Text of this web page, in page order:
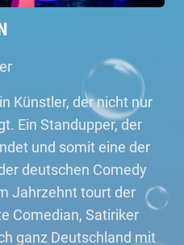
Künstler, der nicht nur
Ein Standupper, der
und somit eine der
deutschen Comedy
Jahrzehnt tourt der
Comedian, Satiriker
ganz Deutschland mit